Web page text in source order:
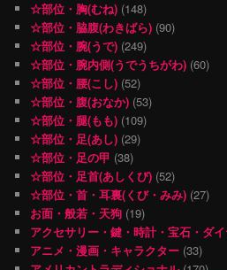
☆部位・胸(むね) (148)
☆部位・脇腹(わきばら) (90)
☆部位・腕(うで) (249)
☆部位・腕内側(うでうちがわ) (60)
☆部位・腰(こし) (52)
☆部位・腹(おなか) (53)
☆部位・腿(もも) (109)
☆部位・足(あし) (29)
☆部位・足の甲 (38)
☆部位・足首(あしくび) (52)
☆部位・首・耳裏(くび・みみ) (27)
お面・般若・天狗 (19)
アクセサリー・鍵・時計・宝石・ダ
アニメ・漫画・キャラクター (33)